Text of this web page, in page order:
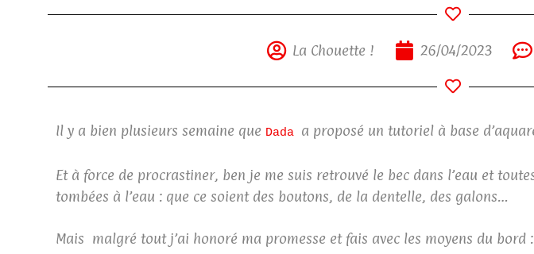
La Chouette ! 26/04/2023
Il y a bien plusieurs semaine que Dada a proposé un tutoriel à base
Et à force de procrastiner, ben je me suis retrouvé le bec dans l’eau et
tombées à l’eau : que ce soient des boutons, de la dentelle, des galons…
Mais malgré tout j’ai honoré ma promesse et fais avec les moyens du bord :